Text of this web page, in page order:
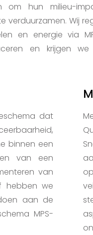
om hun milieu-
verduurzamen. Wij
en energie via
en krijgen
dat
binnen een
van een
van
hebben we
aan de
MPS-